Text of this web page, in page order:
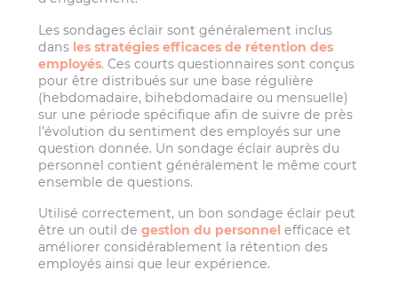
Les sondages éclair sont généralement inclus
dans les stratégies efficaces de rétention des
employés. Ces courts questionnaires sont conçus
pour être distribués sur une base régulière
(hebdomadaire, bihebdomadaire ou mensuelle)
sur une période spécifique afin de suivre de près
l’évolution du sentiment des employés sur une
question donnée. Un sondage éclair auprès du
personnel contient généralement le même court
ensemble de questions.
Utilisé correctement, un bon sondage éclair peut
être un outil degestion du personnel efficace et
améliorer considérablement la rétention des
employés ainsi que leur expérience.